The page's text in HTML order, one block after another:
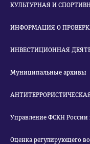
КУЛЬТУРНАЯ И
ИНФОРМАЦИЯ О
ИНВЕСТИЦИОННАЯ
Муниципальные архивы
Управление ФСКН
Оценка регулирующего